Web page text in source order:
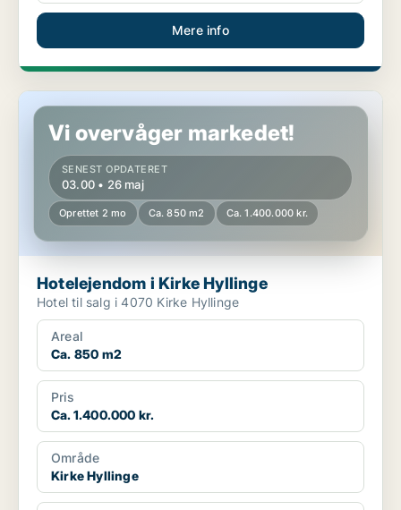
Mere info
Hotelejendom i Kirke Hyllinge
Vi overvåger markedet!
SENEST OPDATERET
03.00 • 26 maj
Oprettet 2 mo Ca. 850 m2 Ca. 1.400.000 kr.
Hotelejendom i Kirke Hyllinge
Hotel til salg i 4070 Kirke Hyllinge
Areal
Ca. 850 m2
Pris
Ca. 1.400.000 kr.
Område
Kirke Hyllinge